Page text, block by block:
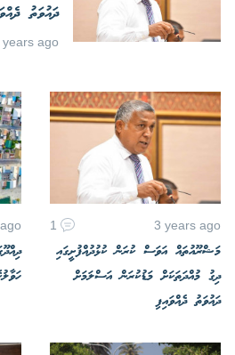
ދައުވަތު
years ago
3 years ago
1
މަޝްރޫއުތައް އަވަސް ކުރަން ކުޅުދުއްފުށީގައި
ދިގު މުއްދަތަކަށް މަޑުކުރަން އަސްލަމަށް
ދައުވަތު ދެއްވައިފި